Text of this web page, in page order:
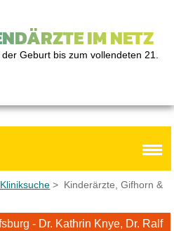
IM NETZ
Geburt bis zum vollendeten 21.
> Kinderärzte, Gifhorn &
- Dr. Kathrin Knye, Dr. Ralf